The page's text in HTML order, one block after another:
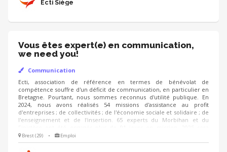
connaître au plan départemental et régional.
Ecti Siège
Vous êtes expert(e) en communication,
we need you!
Communication
Ecti, association de référence en termes de bénévolat de
compétence souffre d'un déficit de communication, en particulier en
Bretagne. Pourtant, nous sommes reconnus d'utilité publique. En
2024, nous avons réalisés 54 missions d'assistance au profit
d'entreprises ; de collectivités ; de l'économie sociale et solidaire ; de
l'enseignement et de l'insertion. 65 experts du Morbihan et du
encore plus chargée. Les résultats sont notables, mais la notoriété
reste confidentielle. Nous avons besoin d'un professionnel qui sera
capable, en liaison avec nos instances parisiennes, de nous faire
Brest (29) • Emploi